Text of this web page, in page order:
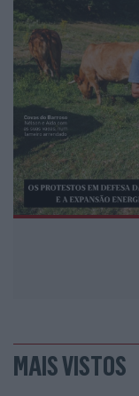
MAIS VISTOS